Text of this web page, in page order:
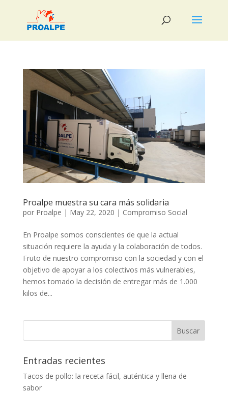
Proalpe muestra su cara más solidaria
por Proalpe | May 22, 2020 | Compromiso Social
En Proalpe somos conscientes de que la actual
situación requiere la ayuda y la colaboración de todos.
Fruto de nuestro compromiso con la sociedad y con el
objetivo de apoyar a los colectivos más vulnerables,
hemos tomado la decisión de entregar más de 1.000
kilos de...
Entradas recientes
Tacos de pollo: la receta fácil, auténtica y llena de
sabor